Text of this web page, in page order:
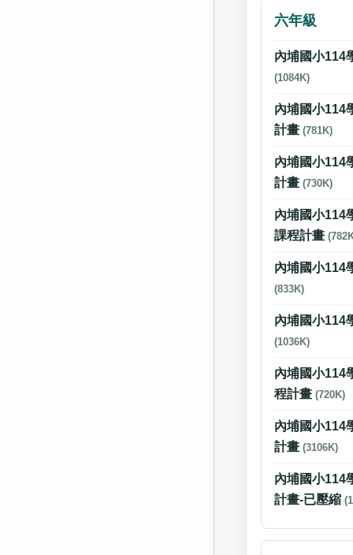
六年級
內埔國小114
(1084K)
內埔國小114
計畫(781K)
內埔國小114
計畫(730K)
內埔國小114
課程計畫
內埔國小114
(833K)
內埔國小114
(1036K)
內埔國小114
程計畫(720K)
內埔國小114
計畫(3106K)
內埔國小114
計畫-已壓縮